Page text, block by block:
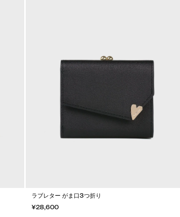
ラブレター がま口3つ折り
¥28,600